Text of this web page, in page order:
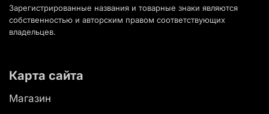
Зарегистрированные названия и товарные знаки являются
собственностью и авторским правом соответствующих
владельцев.
Карта сайта
Магазин